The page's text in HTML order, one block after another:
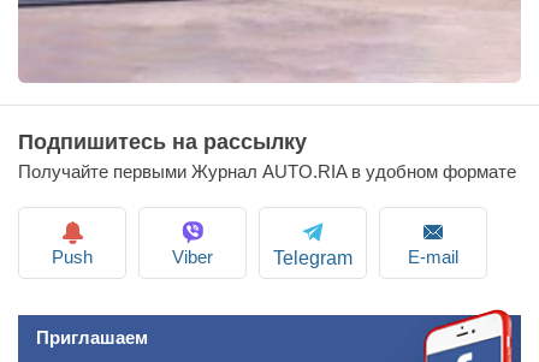
Подпишитесь на рассылку
Получайте первыми Журнал AUTO.RIA в удобном формате
Push Viber Telegram E-mail
Приглашаем